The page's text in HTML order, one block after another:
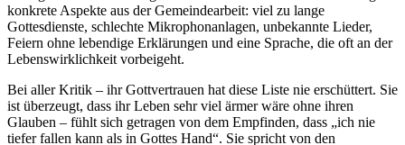
konkrete Aspekte aus der Gemeindearbeit: viel zu lange
Gottesdienste, schlechte Mikrophonanlagen, unbekannte Lieder,
Feiern ohne lebendige Erklärungen und eine Sprache, die oft an der
Lebenswirklichkeit vorbeigeht.
Bei aller Kritik – ihr Gottvertrauen hat diese Liste nie erschüttert. Sie
ist überzeugt, dass ihr Leben sehr viel ärmer wäre ohne ihren
Glauben – fühlt sich getragen von dem Empfinden, dass „ich nie
tiefer fallen kann als in Gottes Hand“. Sie spricht von den